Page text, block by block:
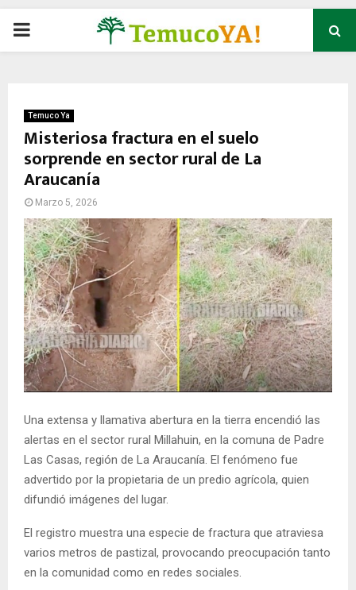
P
M
A
R
Y
M
E
N
U
Temuco Ya
Misteriosa fractura en el suelo
sorprende en sector rural de La
Araucanía
Marzo 5, 2026
Una extensa y llamativa abertura en la tierra encendió las
alertas en el sector rural Millahuin, en la comuna de Padre
Las Casas, región de La Araucanía. El fenómeno fue
advertido por la propietaria de un predio agrícola, quien
difundió imágenes del lugar.
El registro muestra una especie de fractura que atraviesa
varios metros de pastizal, provocando preocupación tanto
en la comunidad como en redes sociales.